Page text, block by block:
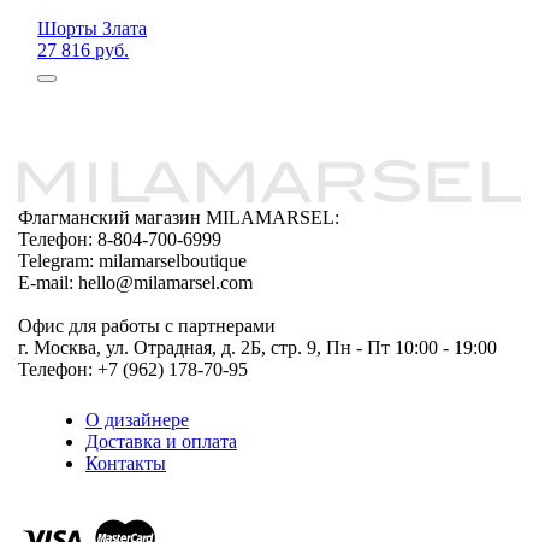
Шорты Злата
27 816 руб.
Флагманский магазин MILAMARSEL:
Телефон: 8-804-700-6999
Telegram: milamarselboutique
E-mail: hello@milamarsel.com
Офис для работы с партнерами
г. Москва, ул. Отрадная, д. 2Б, стр. 9, Пн - Пт 10:00 - 19:00
Телефон: +7 (962) 178-70-95
О дизайнере
Доставка и оплата
Контакты